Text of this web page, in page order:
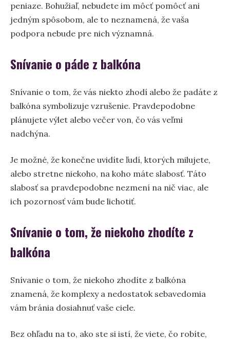
peniaze. Bohužiaľ, nebudete im môcť pomôcť ani
jedným spôsobom, ale to neznamená, že vaša
podpora nebude pre nich významná.
Snívanie o páde z balkóna
Snívanie o tom, že vás niekto zhodí alebo že padáte z
balkóna symbolizuje vzrušenie. Pravdepodobne
plánujete výlet alebo večer von, čo vás veľmi
nadchýna.
Je možné, že konečne uvidíte ľudí, ktorých milujete,
alebo stretne niekoho, na koho máte slabosť. Táto
slabosť sa pravdepodobne nezmení na nič viac, ale
ich pozornosť vám bude lichotiť.
Snívanie o tom, že niekoho zhodíte z
balkóna
Snívanie o tom, že niekoho zhodíte z balkóna
znamená, že komplexy a nedostatok sebavedomia
vám bránia dosiahnuť vaše ciele.
Bez ohľadu na to, ako ste si istí, že viete, čo robíte,